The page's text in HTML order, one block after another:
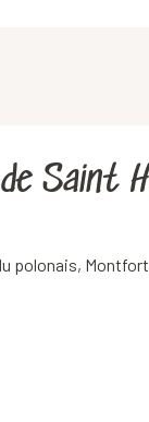
Saint
polonais,